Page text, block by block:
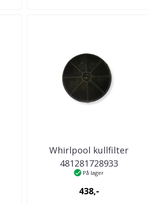
Whirlpool kullfilter
481281728933
kjøkkenventilator
På lager
438,-